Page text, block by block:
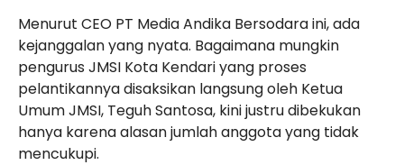
Menurut CEO PT Media Andika Bersodara ini, ada
kejanggalan yang nyata. Bagaimana mungkin
pengurus JMSI Kota Kendari yang proses
pelantikannya disaksikan langsung oleh Ketua
Umum JMSI, Teguh Santosa, kini justru dibekukan
hanya karena alasan jumlah anggota yang tidak
mencukupi.